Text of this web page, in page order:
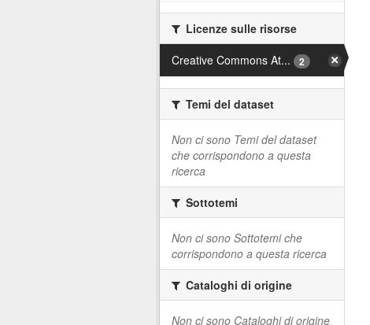
Licenze sulle risorse
Creative Commons At...
2
Temi del dataset
Non ci sono Temi del dataset
che corrispondono a questa
ricerca
Sottotemi
Non ci sono Sottotemi che
corrispondono a questa ricerca
Cataloghi di origine
Non ci sono Cataloghi di origine